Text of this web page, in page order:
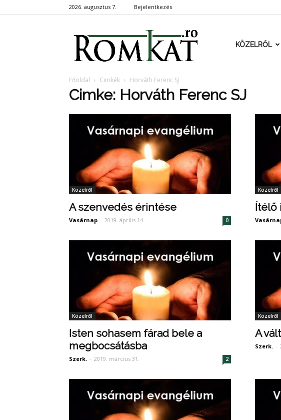
2026. augusztus 7. Bejelentkezés
RomKat.roKÖZELRŐL
Főoldal Cimkék Horváth Ferenc SJ
Cimke: Horváth Ferenc SJ
Közelről
A szenvedés érintése
Vasárnap - 2019. április 14. 0
Közelről
Ítélő
Közelről
Isten sohasem fárad bele a
megbocsátásba
Szerk. - 2019. március 31. 2
Közelről
A
Szerk. -